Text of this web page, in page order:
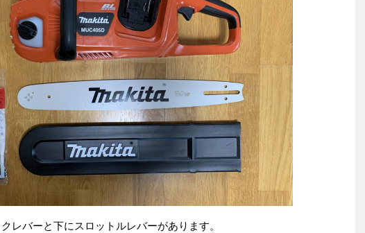
レバーと下にスロットルレバーがあります。